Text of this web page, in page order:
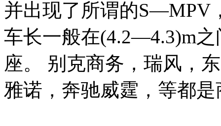
并出现了所谓的S—MPV
车长一般在(4.2—4.3)m
座。 别克商务，瑞风，
雅诺，奔驰威霆，等都